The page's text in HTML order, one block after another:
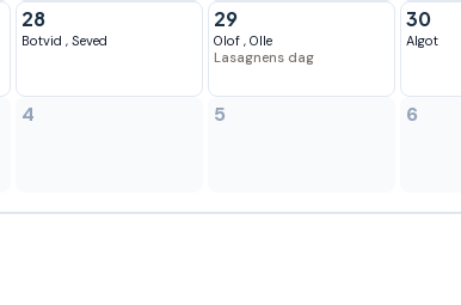
28
Botvid , Seved
29
Olof, Olle
Lasagnens dag
30
Algot
4 5 6